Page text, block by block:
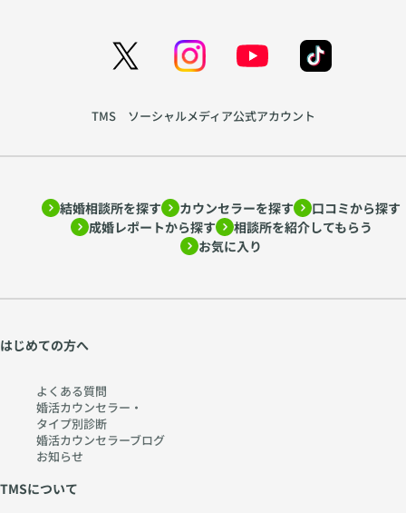
TMS ソーシャルメディア公式アカウント
結婚相談所を探す カウンセラーを探す
口コミから探す
成婚レポートから探す
相談所を紹介してもらう
お気に入り
はじめての方へ
よくある質問
婚活カウンセラー・
タイプ別診断
婚活カウンセラーブログ
お知らせ
TMSについて